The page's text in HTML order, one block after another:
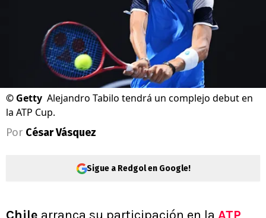
© Getty Alejandro Tabilo tendrá un complejo debut en
la ATP Cup.
Por César Vásquez
Sigue a Redgol en Google!